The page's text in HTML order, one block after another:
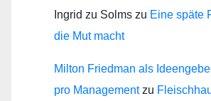
Ingrid zu Solms zu Eine späte
die Mut macht
Milton Friedman als
pro Managementzu